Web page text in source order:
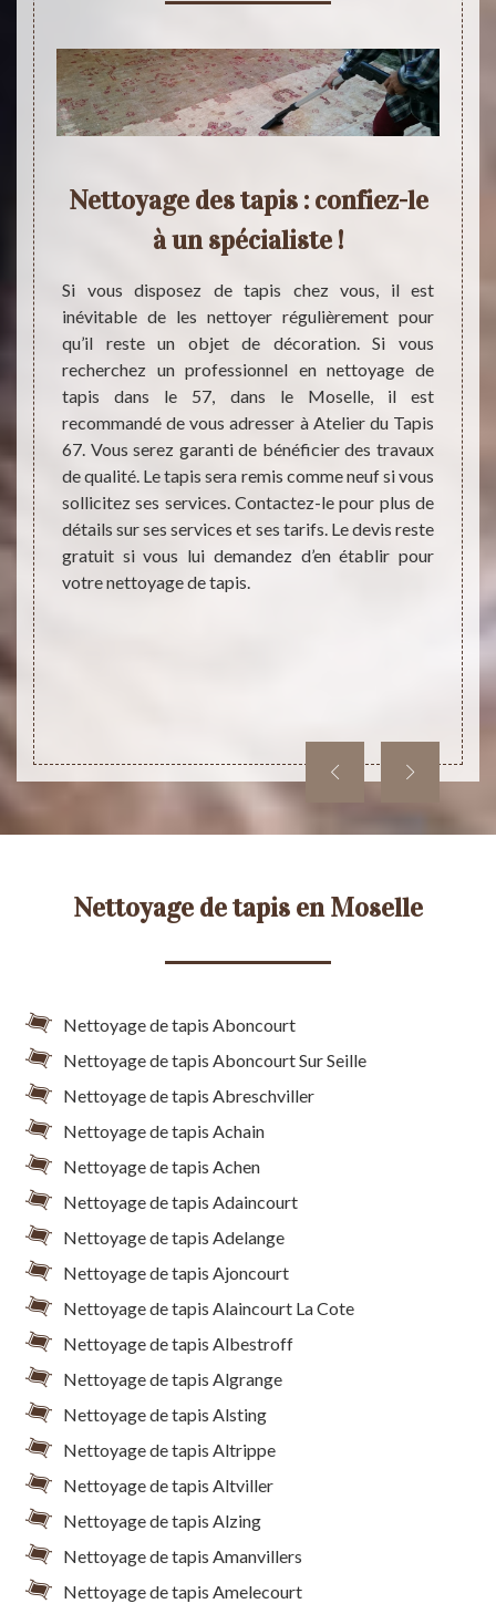
et
bien
les
est
le
les
si
le
Nettoyage des tapis : confiez-le
à un spécialiste !
Si vous disposez de tapis chez vous, il est
inévitable de les nettoyer régulièrement pour
qu’il reste un objet de décoration. Si vous
recherchez un professionnel en nettoyage de
tapis dans le 57, dans le Moselle, il est
recommandé de vous adresser à Atelier du Tapis
67. Vous serez garanti de bénéficier des travaux
de qualité. Le tapis sera remis comme neuf si vous
sollicitez ses services. Contactez-le pour plus de
détails sur ses services et ses tarifs. Le devis reste
gratuit si vous lui demandez d’en établir pour
votre nettoyage de tapis.
Le
a
ses
plus
pour
57,
Nettoyage de tapis en Moselle
Nettoyage de tapis Aboncourt
Nettoyage de tapis Aboncourt Sur Seille
Nettoyage de tapis Abreschviller
Nettoyage de tapis Achain
Nettoyage de tapis Achen
Nettoyage de tapis Adaincourt
Nettoyage de tapis Adelange
Nettoyage de tapis Ajoncourt
Nettoyage de tapis Alaincourt La Cote
Nettoyage de tapis Albestroff
Nettoyage de tapis Algrange
Nettoyage de tapis Alsting
Nettoyage de tapis Altrippe
Nettoyage de tapis Altviller
Nettoyage de tapis Alzing
Nettoyage de tapis Amanvillers
Nettoyage de tapis Amelecourt